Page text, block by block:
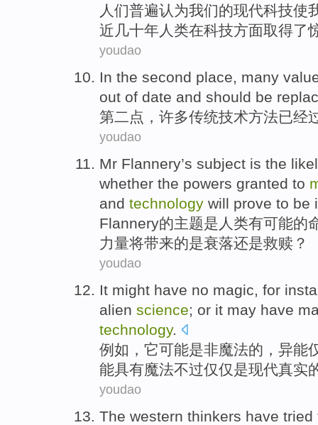
人们普遍认为我们的现代科技使
近 几十年 人类在科技方面取得了
youdao
In the second place, many
out of date and should be
第二点， 许多传统技术方法已经
youdao
Mr Flannery’s subject is the
whether the powers granted to
and technology will prove to be
Flannery的主题是 人类有可能的
力量将带来的是衰落还是救赎 ？
youdao
It might have no magic, for
alien science; or it may have
technology.
例如 ， 它可能是非魔法的， 异能
能具有魔法不过仅仅是现代真实
youdao
The western thinkers have tried